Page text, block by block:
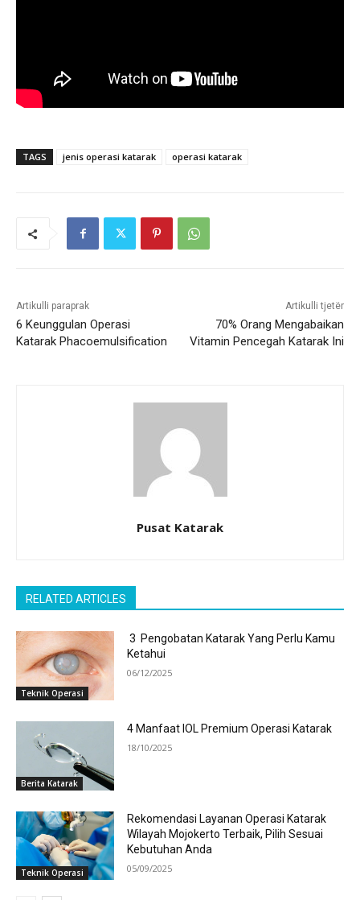
TAGS jenis operasi katarak operasi katarak
Artikulli paraprak
6 Keunggulan Operasi
Katarak Phacoemulsification
Artikulli tjetër
70% Orang Mengabaikan
Vitamin Pencegah Katarak Ini
Pusat Katarak
RELATED ARTICLES
Teknik Operasi
3 Pengobatan Katarak Yang Perlu Kamu
Ketahui
06/12/2025
Berita Katarak
4 Manfaat IOL Premium Operasi Katarak
18/10/2025
Teknik Operasi
Rekomendasi Layanan Operasi Katarak
Wilayah Mojokerto Terbaik, Pilih Sesuai
Kebutuhan Anda
05/09/2025